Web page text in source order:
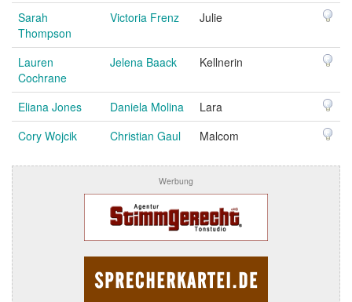
Sarah
Thompson
Victoria Frenz Julie
Lauren
Cochrane
Jelena Baack Kellnerin
Eliana Jones Daniela Molina
Lara
Cory Wojcik
Christian Gaul Malcom
Werbung